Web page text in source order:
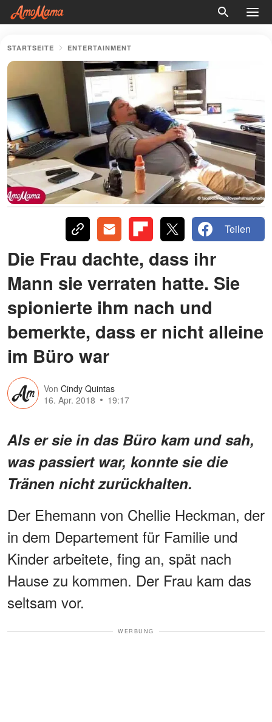
STARTSEITE ENTERTAINMENT
Teilen
Die Frau dachte, dass ihr
Mann sie verraten hatte. Sie
spionierte ihm nach und
bemerkte, dass er nicht alleine
im Büro war
Von Cindy Quintas
16. Apr. 2018
19:17
Als er sie in das Büro kam und sah,
was passiert war, konnte sie die
Tränen nicht zurückhalten.
Der Ehemann von Chellie Heckman, der
in dem Departement für Familie und
Kinder arbeitete, fing an, spät nach
Hause zu kommen. Der Frau kam das
seltsam vor.
WERBUNG